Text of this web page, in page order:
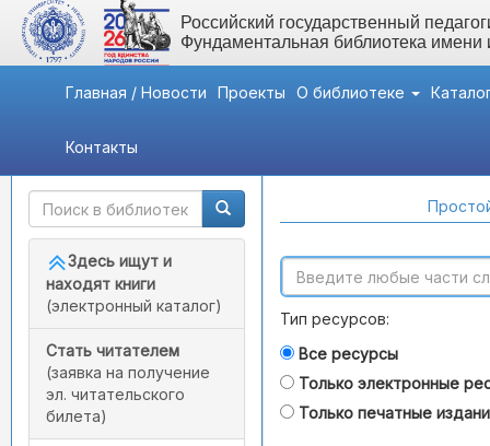
Российский государственный
Фундаментальная библиотека
Главная / Новости Проекты О библиотеке
Контакты
Быстрый доступ
Здесь ищут и
находят книги
(электронный каталог)
Стать читателем
(заявка на получение
эл. читательского
билета)
Тип ресурсов:
Все ресурсы
Только электронные
Только печатные